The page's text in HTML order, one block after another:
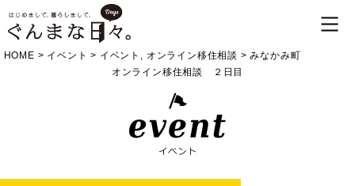
HOME > イベント > イベント , オンライン移住相談 >みなかみ町
オンライン移住相談 ２日目